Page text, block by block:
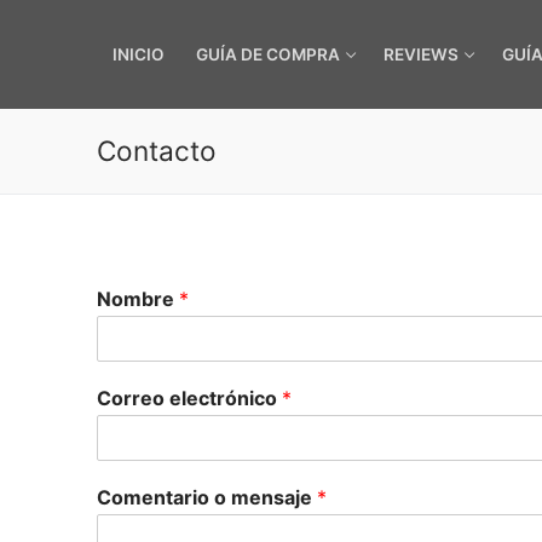
INICIO GUÍA DE COMPRA REVIEWS
Contacto
Nombre *
Correo electrónico *
Comentario o mensaje *